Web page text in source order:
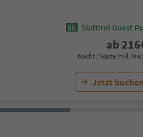
Südtirol Guest
ab 216
Nacht / Gäste Inkl.
Jetzt buchen